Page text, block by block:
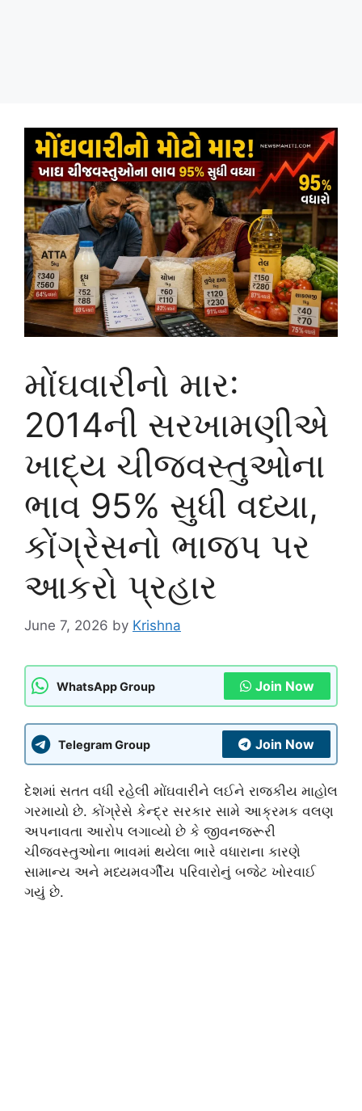
મોંઘવારીનો માર:
2014ની સરખામણીએ
ખાદ્ય ચીજવસ્તુઓના
ભાવ 95% સુધી વધ્યા,
કોંગ્રેસનો ભાજપ પર
આકરો પ્રહાર
June 7, 2026 by Krishna
WhatsApp Group Join Now
Telegram Group Join Now
દેશમાં સતત વધી રહેલી મોંઘવારીને લઈને રાજકીય માહોલ
ગરમાયો છે. કોંગ્રેસે કેન્દ્ર સરકાર સામે આક્રમક વલણ
અપનાવતા આરોપ લગાવ્યો છે કે જીવનજરૂરી
ચીજવસ્તુઓના ભાવમાં થયેલા ભારે વધારાના કારણે
સામાન્ય અને મધ્યમવર્ગીય પરિવારોનું બજેટ ખોરવાઈ
ગયું છે.